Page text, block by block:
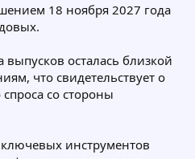
18 ноября 2027 года
осталась близкой
что свидетельствует о
со стороны
инструментов